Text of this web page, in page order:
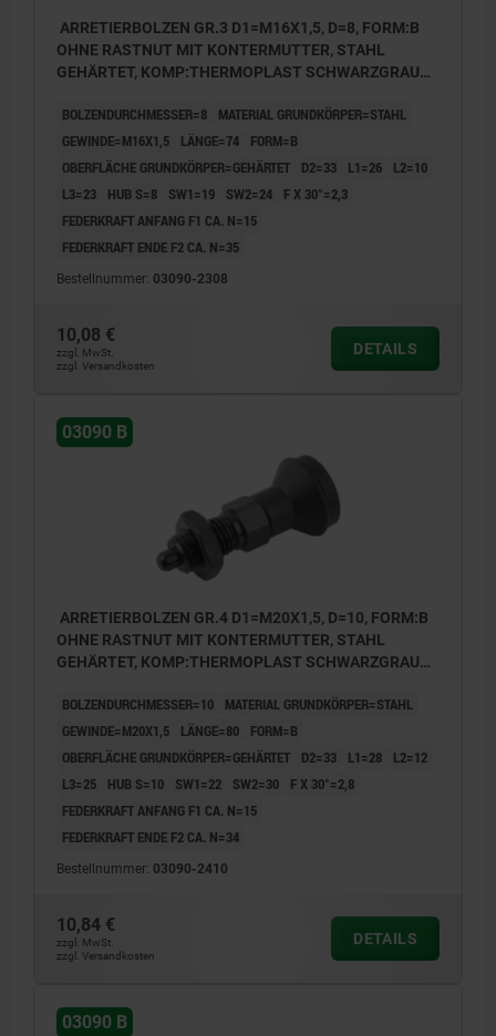
ARRETIERBOLZEN GR.3 D1=M16X1,5, D=8, FORM:B
OHNE RASTNUT MIT KONTERMUTTER, STAHL
GEHÄRTET, KOMP:THERMOPLAST SCHWARZGRAU
BOLZENDURCHMESSER=8
MATERIAL GRUNDKÖRPER=STAHL
GEWINDE=M16X1,5
LÄNGE=74
FORM=B
OBERFLÄCHE GRUNDKÖRPER=GEHÄRTET
D2=33 L1=26
L2=10
L3=23
HUB S=8 SW1=19 SW2=24
F X 30°=2,3
FEDERKRAFT ANFANG F1 CA. N=15
FEDERKRAFT ENDE F2 CA. N=35
Bestellnummer: 03090-2308
10,08 €
zzgl. MwSt.
zzgl. Versandkosten
DETAILS
03090 B
ARRETIERBOLZEN GR.4 D1=M20X1,5, D=10, FORM:B
OHNE RASTNUT MIT KONTERMUTTER, STAHL
GEHÄRTET, KOMP:THERMOPLAST SCHWARZGRAU
BOLZENDURCHMESSER=10
MATERIAL GRUNDKÖRPER=STAHL
GEWINDE=M20X1,5
LÄNGE=80
FORM=B
OBERFLÄCHE GRUNDKÖRPER=GEHÄRTET
D2=33 L1=28
L2=12
L3=25
HUB S=10 SW1=22 SW2=30
F X 30°=2,8
FEDERKRAFT ANFANG F1 CA. N=15
FEDERKRAFT ENDE F2 CA. N=34
Bestellnummer: 03090-2410
10,84 €
zzgl. MwSt.
zzgl. Versandkosten
DETAILS
03090 B